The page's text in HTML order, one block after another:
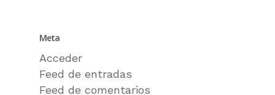
Meta
Acceder
Feed de entradas
Feed de comentarios